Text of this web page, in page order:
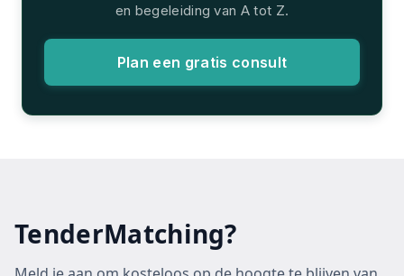
en begeleiding van A tot Z.
Plan een gratis consult
TenderMatching?